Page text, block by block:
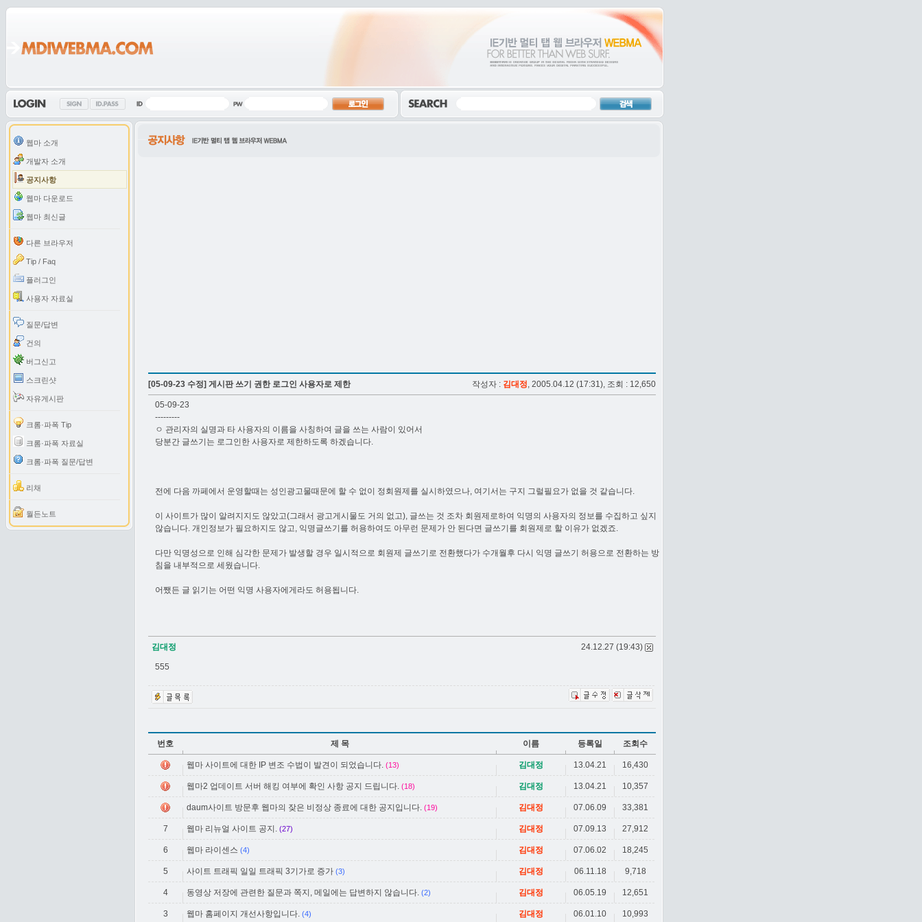
웹마 소개
개발자 소개
공지사항
웹마 다운로드
웹마 최신글
다른 브라우저
Tip / Faq
플러그인
사용자 자료실
질문/답변
건의
버그신고
스크린샷
자유게시판
크롬·파폭 Tip
크롬·파폭 자료실
크롬·파폭 질문/답변
리채
월든노트
[05-09-23 수정] 게시판 쓰기 권한 로그인 사용자로 제한 작성자 : 김대정, 2005.04.12 (17:31), 조회 : 12,650
05-09-23
---------
ㅇ 관리자의 실명과 타 사용자의 이름을 사칭하여 글을 쓰는 사람이 있어서
당분간 글쓰기는 로그인한 사용자로 제한하도록 하겠습니다.
전에 다음 까페에서 운영할때는 성인광고물때문에 할 수 없이 정회원제를 실시하였으나, 여기서는 구지 그럴필요가 없을 것 같습니다.
이 사이트가 많이 알려지지도 않았고(그래서 광고게시물도 거의 없고), 글쓰는 것 조차 회원제로하여 익명의 사용자의 정보를 수집하고 싶지
않습니다. 개인정보가 필요하지도 않고, 익명글쓰기를 허용하여도 아무런 문제가 안 된다면 글쓰기를 회원제로 할 이유가 없겠죠.
다만 익명성으로 인해 심각한 문제가 발생할 경우 일시적으로 회원제 글쓰기로 전환했다가 수개월후 다시 익명 글쓰기 허용으로 전환하는 방
침을 내부적으로 세웠습니다.
어쨌든 글 읽기는 어떤 익명 사용자에게라도 허용됩니다.
김대정 24.12.27 (19:43)
555
번호 제 목 이름 등록일 조회수
웹마 사이트에 대한 IP 변조 수법이 발견이 되었습니다. (13) 김대정 13.04.21 16,430
웹마2 업데이트 서버 해킹 여부에 확인 사항 공지 드립니다. (18) 김대정 13.04.21 10,357
daum사이트 방문후 웹마의 잦은 비정상 종료에 대한 공지입니다. (19) 김대정 07.06.09 33,381
7 웹마 리뉴얼 사이트 공지. (27) 김대정 07.09.13 27,912
6 웹마 라이센스 (4) 김대정 07.06.02 18,245
5 사이트 트래픽 일일 트래픽 3기가로 증가 (3) 김대정 06.11.18 9,718
4 동영상 저장에 관련한 질문과 쪽지, 메일에는 답변하지 않습니다. (2) 김대정 06.05.19 12,651
3 웹마 홈페이지 개선사항입니다. (4) 김대정 06.01.10 10,993